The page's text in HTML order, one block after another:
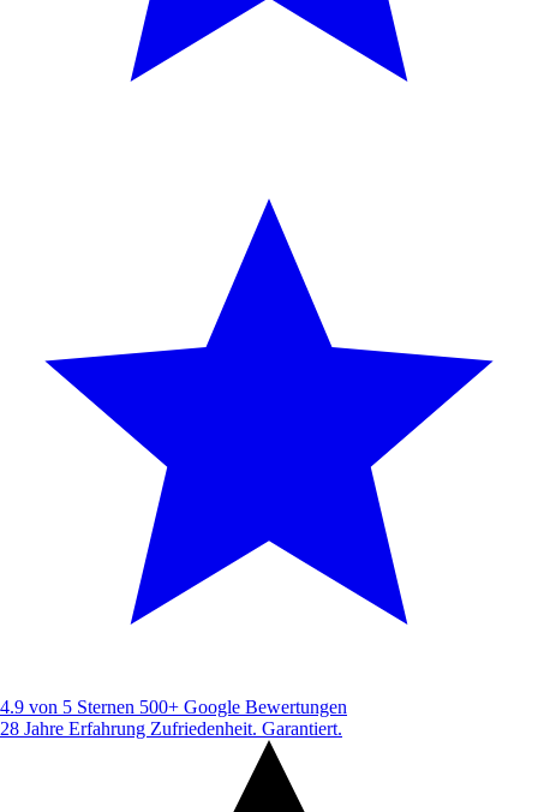
4.9 von 5 Sternen 500+ Google Bewertungen
28 Jahre Erfahrung Zufriedenheit. Garantiert.